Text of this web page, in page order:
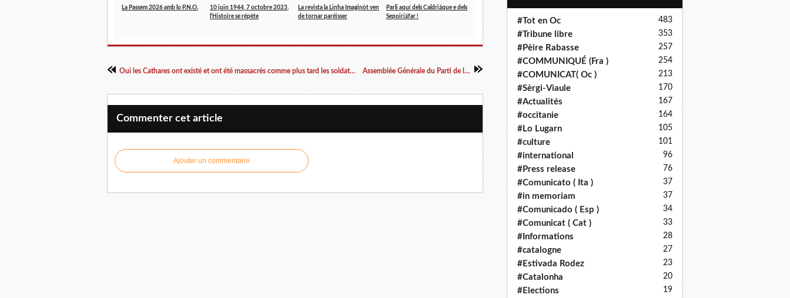
La Passem 2026 amb lo P.N.O.
10 juin 1944, 7 octobre 2023,
l'Histoire se répète
La revista la Linha Imaginòt ven
de tornar paréisser
Parli aquí dels Caldriáque e dels
Sepoiriáfar !
Oui les Cathares ont existé et ont été massacrés comme plus tard les soldats SS massacreront les gens d’Oradour-sur-Glane Assemblée Générale du Parti de la Nation Occitane 2024
Commenter cet article
Ajouter un commentaire
#Tot en Oc 483
#Tribune libre 353
#Pèire Rabasse 257
#COMMUNIQUÉ (Fra ) 254
#COMUNICAT( Oc ) 213
#Sèrgi-Viaule 170
#Actualités 167
#occitanie 164
#Lo Lugarn 105
#culture 101
#international 96
#Press release 76
#Comunicato ( Ita ) 37
#in memoriam 37
#Comunicado ( Esp ) 34
#Comunicat ( Cat ) 33
#Informations 28
#catalogne 27
#Estivada Rodez 23
#Catalonha 20
#Elections 19